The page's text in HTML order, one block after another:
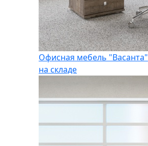
Офисная мебель "Васанта"
на складе